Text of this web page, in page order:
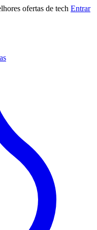
ofertas de tech Entrar